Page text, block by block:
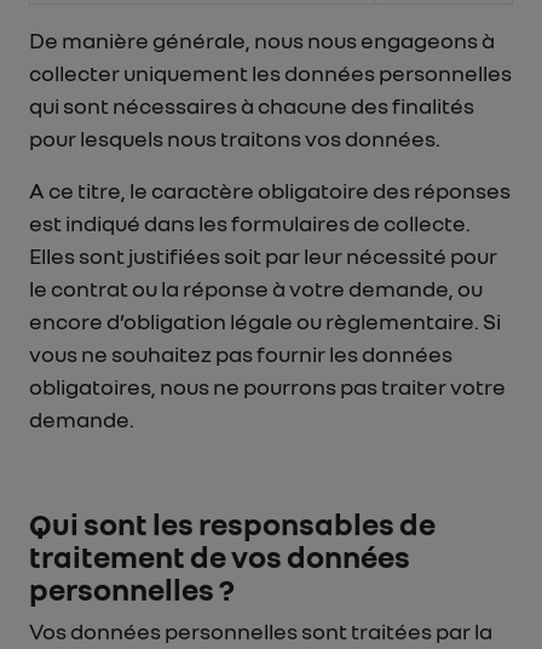
De manière générale, nous nous engageons à
collecter uniquement les données personnelles
qui sont nécessaires à chacune des finalités
pour lesquels nous traitons vos données.
A ce titre, le caractère obligatoire des réponses
est indiqué dans les formulaires de collecte.
Elles sont justifiées soit par leur nécessité pour
le contrat ou la réponse à votre demande, ou
encore d’obligation légale ou règlementaire. Si
vous ne souhaitez pas fournir les données
obligatoires, nous ne pourrons pas traiter votre
demande.
Qui sont les responsables de
traitement de vos données
personnelles ?
Vos données personnelles sont traitées par la